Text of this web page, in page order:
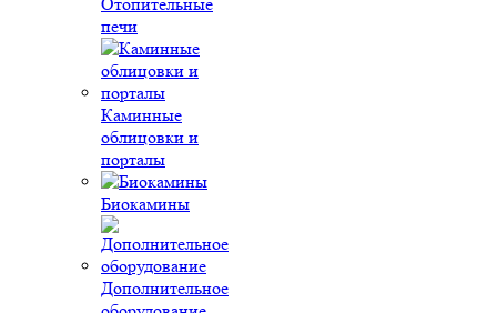
печи
Каминные
облицовки и
порталы
Биокамины
Дополнительное